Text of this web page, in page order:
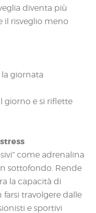
diventa più
il risveglio meno
giornata
giorno e si riflette
come adrenalina
sottofondo. Rende
la capacità di
travolgere dalle
e sportivi